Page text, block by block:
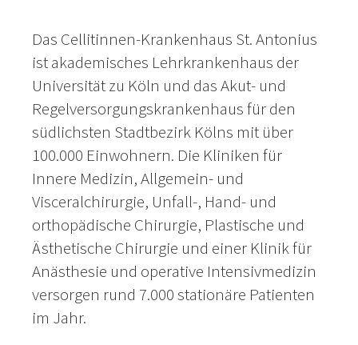
Das Cellitinnen-Krankenhaus St. Antonius
ist akademisches Lehrkrankenhaus der
Universität zu Köln und das Akut- und
Regelversorgungskrankenhaus für den
südlichsten Stadtbezirk Kölns mit über
100.000 Einwohnern. Die Kliniken für
Innere Medizin, Allgemein- und
Visceralchirurgie, Unfall-, Hand- und
orthopädische Chirurgie, Plastische und
Ästhetische Chirurgie und einer Klinik für
Anästhesie und operative Intensivmedizin
versorgen rund 7.000 stationäre Patienten
im Jahr.